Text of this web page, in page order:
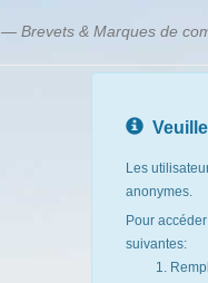
— Brevets & Marques de
Les
anonymes.
Pour
suivantes: